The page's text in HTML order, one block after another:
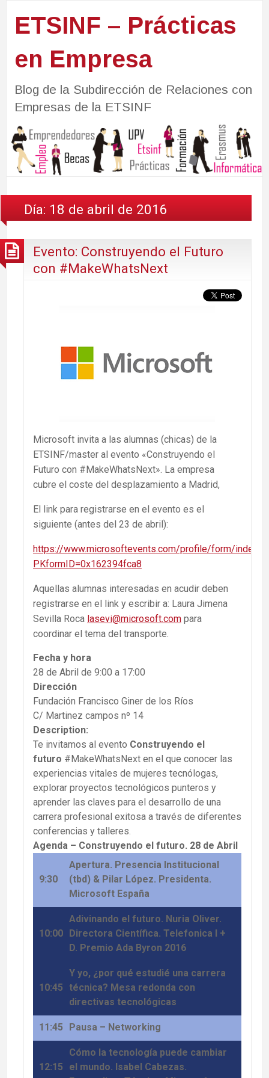
ETSINF – Prácticas
en Empresa
Blog de la Subdirección de Relaciones con
Empresas de la ETSINF
Día: 18 de abril de 2016
Evento: Construyendo el Futuro
con #MakeWhatsNext
Microsoft invita a las alumnas (chicas) de la
ETSINF/master al evento «Construyendo el
Futuro con #MakeWhatsNext». La empresa
cubre el coste del desplazamiento a Madrid,
El link para registrarse en el evento es el
siguiente (antes del 23 de abril):
https://www.microsoftevents.com/profile/form/
PKformID=0x162394fca8
Aquellas alumnas interesadas en acudir deben
registrarse en el link y escribir a: Laura Jimena
Sevilla Roca lasevi@microsoft.com para
coordinar el tema del transporte.
Fecha y hora
28 de Abril de 9:00 a 17:00
Dirección
Fundación Francisco Giner de los Ríos
C/ Martinez campos nº 14
Description:
Te invitamos al evento Construyendo el
futuro #MakeWhatsNext en el que conocer las
experiencias vitales de mujeres tecnólogas,
explorar proyectos tecnológicos punteros y
aprender las claves para el desarrollo de una
carrera profesional exitosa a través de diferentes
conferencias y talleres.
Agenda – Construyendo el futuro. 28 de Abril
9:30
Apertura. Presencia Institucional
(tbd) & Pilar López. Presidenta.
Microsoft España
10:00
Adivinando el futuro. Nuria Oliver.
Directora Científica. Telefonica I +
D. Premio Ada Byron 2016
10:45
Y yo, ¿por qué estudié una carrera
técnica? Mesa redonda con
directivas tecnológicas
11:45 Pausa – Networking
12:15
Cómo la tecnología puede cambiar
el mundo. Isabel Cabezas.